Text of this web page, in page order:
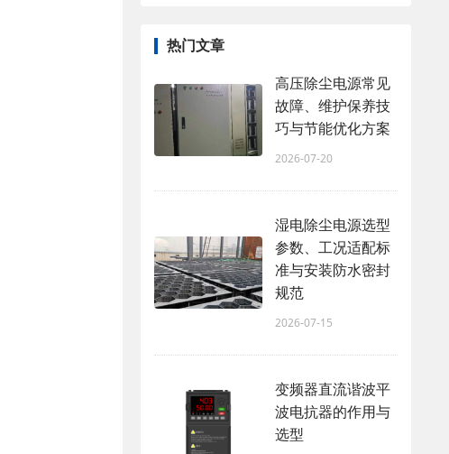
热门文章
高压除尘电源常见
故障、维护保养技
巧与节能优化方案
2026-07-20
湿电除尘电源选型
参数、工况适配标
准与安装防水密封
规范
2026-07-15
变频器直流谐波平
波电抗器的作用与
选型